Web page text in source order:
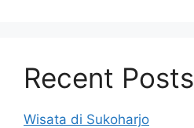
Recent Posts
Wisata di Sukoharjo